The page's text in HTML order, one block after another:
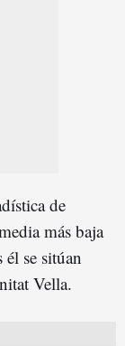
de
más baja
él se sitúan
Vella.